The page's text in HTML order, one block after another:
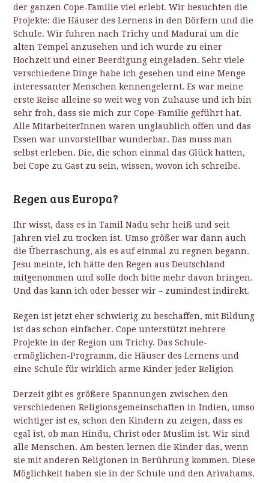
der ganzen Cope-Familie viel erlebt. Wir besuchten die
Projekte: die Häuser des Lernens in den Dörfern und die
Schule. Wir fuhren nach Trichy und Madurai um die
alten Tempel anzusehen und ich wurde zu einer
Hochzeit und einer Beerdigung eingeladen. Sehr viele
verschiedene Dinge habe ich gesehen und eine Menge
interessanter Menschen kennengelernt. Es war meine
erste Reise alleine so weit weg von Zuhause und ich bin
sehr froh, dass sie mich zur Cope-Familie geführt hat.
Alle MitarbeiterInnen waren unglaublich offen und das
Essen war unvorstellbar wunderbar. Das muss man
selbst erleben. Die, die schon einmal das Glück hatten,
bei Cope zu Gast zu sein, wissen, wovon ich schreibe.
Regen aus Europa?
Ihr wisst, dass es in Tamil Nadu sehr heiß und seit
Jahren viel zu trocken ist. Umso größer war dann auch
die Überraschung, als es auf einmal zu regnen begann.
Jesu meinte, ich hätte den Regen aus Deutschland
mitgenommen und solle doch bitte mehr davon bringen.
Und das kann ich oder besser wir – zumindest indirekt.
Regen ist jetzt eher schwierig zu beschaffen, mit Bildung
ist das schon einfacher. Cope unterstützt mehrere
Projekte in der Region um Trichy. Das Schule-
ermöglichen-Programm, die Häuser des Lernens und
eine Schule für wirklich arme Kinder jeder Religion
Derzeit gibt es größere Spannungen zwischen den
verschiedenen Religionsgemeinschaften in Indien, umso
wichtiger ist es, schon den Kindern zu zeigen, dass es
egal ist, ob man Hindu, Christ oder Muslim ist. Wir sind
alle Menschen. Am besten lernen die Kinder das, wenn
sie mit anderen Religionen in Berührung kommen. Diese
Möglichkeit haben sie in der Schule und den Arivahams.